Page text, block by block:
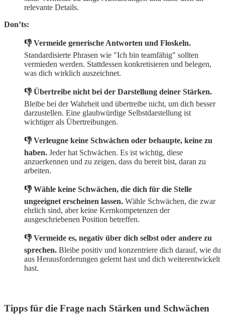
relevante Details.
Don’ts:
👎 Vermeide generische Antworten und Floskeln.
Standardisierte Phrasen wie "Ich bin teamfähig" sollten
vermieden werden. Stattdessen konkretisieren und belegen,
was dich wirklich auszeichnet.
👎 Übertreibe nicht bei der Darstellung deiner Stärken.
Bleibe bei der Wahrheit und übertreibe nicht, um dich besser
darzustellen. Eine glaubwürdige Selbstdarstellung ist
wichtiger als Übertreibungen.
👎 Verleugne keine Schwächen oder behaupte, keine zu
haben. Jeder hat Schwächen. Es ist wichtig, diese
anzuerkennen und zu zeigen, dass du bereit bist, daran zu
arbeiten.
👎 Wähle keine Schwächen, die dich für die Stelle
ungeeignet erscheinen lassen. Wähle Schwächen, die zwar
ehrlich sind, aber keine Kernkompetenzen der
ausgeschriebenen Position betreffen.
👎 Vermeide es, negativ über dich selbst oder andere zu
sprechen. Bleibe positiv und konzentriere dich darauf, wie du
aus Herausforderungen gelernt hast und dich weiterentwickelt
hast.
Tipps für die Frage nach Stärken und Schwächen